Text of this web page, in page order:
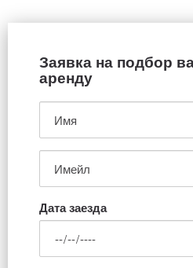
Заявка на подбор
аренду
Дата заезда